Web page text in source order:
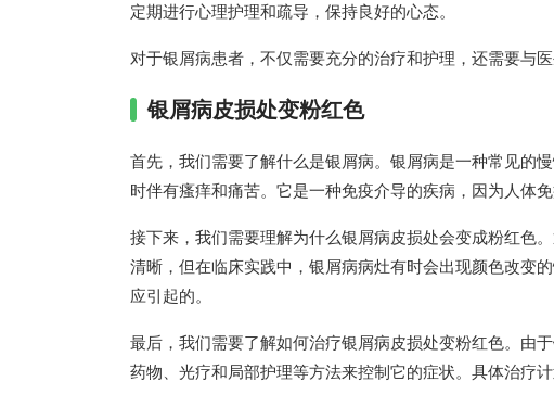
定期进行心理护理和疏导，保持良好的心态。
对于银屑病患者，不仅需要充分的治疗和护理，还需要与
银屑病皮损处变粉红色
首先，我们需要了解什么是银屑病。银屑病是一种常见的
时伴有瘙痒和痛苦。它是一种免疫介导的疾病，因为人体
接下来，我们需要理解为什么银屑病皮损处会变成粉红色
清晰，但在临床实践中，银屑病病灶有时会出现颜色改变
应引起的。
最后，我们需要了解如何治疗银屑病皮损处变粉红色。由
药物、光疗和局部护理等方法来控制它的症状。具体治疗